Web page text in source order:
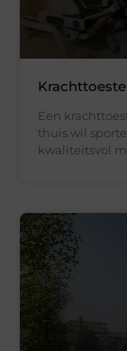
Een
thuis wil
kwaliteitsvol